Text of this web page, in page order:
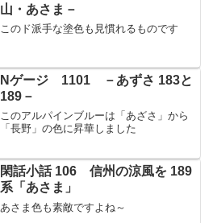
山・あさま－
このド派手な塗色も見慣れるものです
Nゲージ 1101 －あずさ 183と
189－
このアルパインブルーは「あざさ」から
「長野」の色に昇華しました
閑話小話 106 信州の涼風を 189
系「あさま」
あさま色も素敵ですよね～